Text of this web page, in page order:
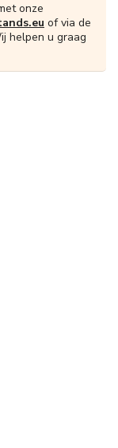
onze
of via de
helpen u graag